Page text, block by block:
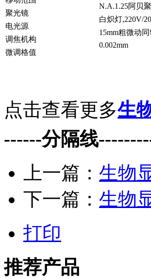
聚光镜
电光源
调焦机构
微调格值
N.A.1.25阿贝
白炽灯,220V/
15mm粗微动
0.002mm
点击查看更多生
相关标签：双目生物显微镜
------分隔线
上一篇： 生物
下一篇： 生物
打印
推荐产品